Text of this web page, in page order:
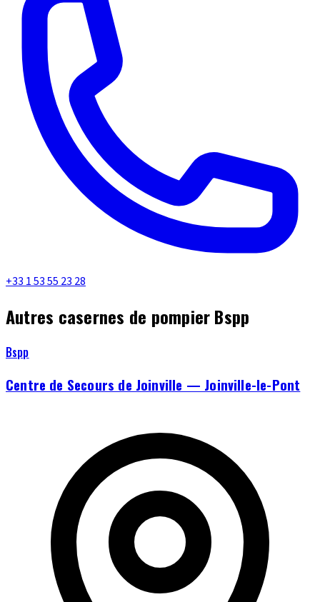
+33 1 53 55 23 28
Autres casernes de pompier Bspp
Bspp
Centre de Secours de Joinville — Joinville-le-Pont